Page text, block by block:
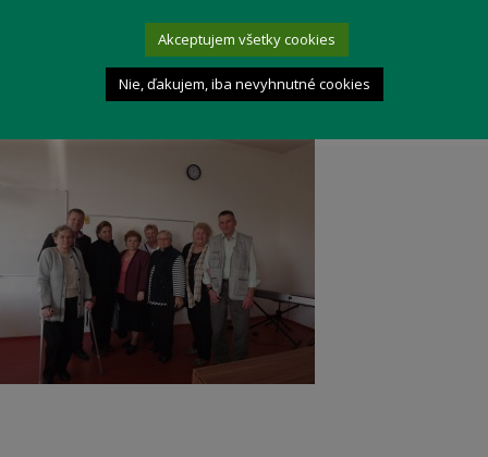
Akceptujem všetky cookies
Nie, ďakujem, iba nevyhnutné cookies